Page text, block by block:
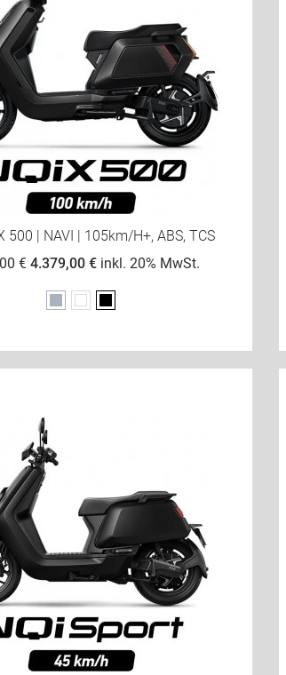
500 | NAVI | 105km/h+, ABS, TCS
€ 4.379,00 € inkl. 20% MwSt.
GrauWeißSchwarz